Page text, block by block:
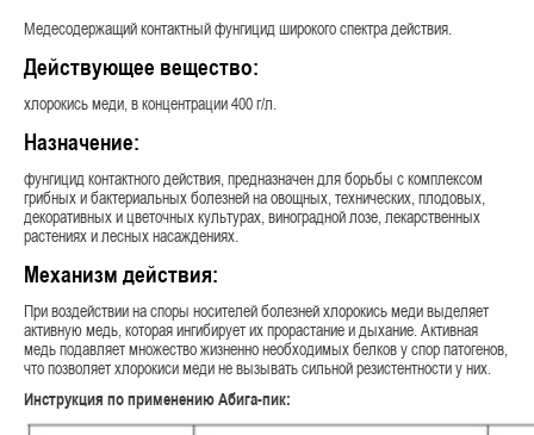
Медесодержащий контактный фунгицид широкого спектра действия.
Действующее вещество:
хлорокись меди, в концентрации 400 г/л.
Назначение:
фунгицид контактного действия, предназначен для борьбы с комплексом
грибных и бактериальных болезней на овощных, технических, плодовых,
декоративных и цветочных культурах, виноградной лозе, лекарственных
растениях и лесных насаждениях.
Механизм действия:
При воздействии на споры носителей болезней хлорокись меди выделяет
активную медь, которая ингибирует их прорастание и дыхание. Активная
медь подавляет множество жизненно необходимых белков у спор патогенов,
что позволяет хлорокиси меди не вызывать сильной резистентности у них.
Инструкция по применению Абига-пик: